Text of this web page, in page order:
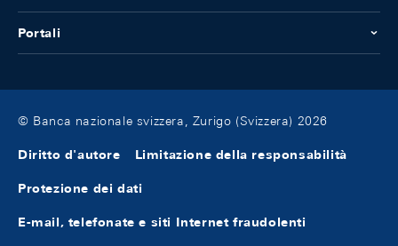
Portali
© Banca nazionale svizzera, Zurigo (Svizzera) 2026
Diritto d'autore Limitazione della responsabilità
Protezione dei dati
E-mail, telefonate e siti Internet fraudolenti